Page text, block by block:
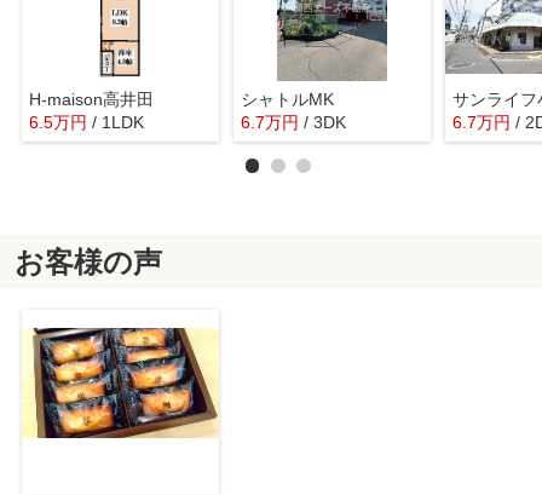
H-maison高井田
6.5万円 / 1LDK
シャトルMK
6.7万円 / 3DK
サンライフ
6.7万円 /
お客様の声